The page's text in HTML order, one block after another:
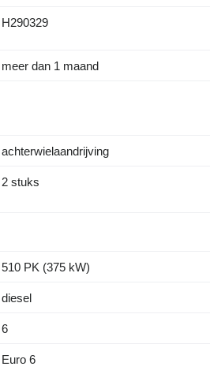
H290329
meer dan 1 maand
achterwielaandrijving
2 stuks
510 PK (375 kW)
diesel
6
Euro 6